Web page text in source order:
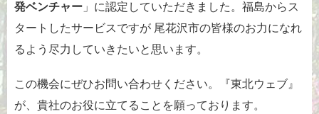
発ベンチャー 」に認定していただきました。福島からス
タートしたサービスですが 尾花沢市の皆様のお力になれ
るよう尽力していきたいと思います。
この機会にぜひお問い合わせください。『東北ウェブ』
が、貴社のお役に立てることを願っております。